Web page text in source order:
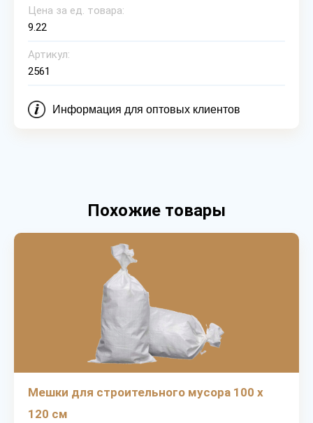
Цена за ед. товара:
9.22
Артикул:
2561
Информация для оптовых клиентов
Похожие товары
Мешки для строительного мусора 100 х
120 см